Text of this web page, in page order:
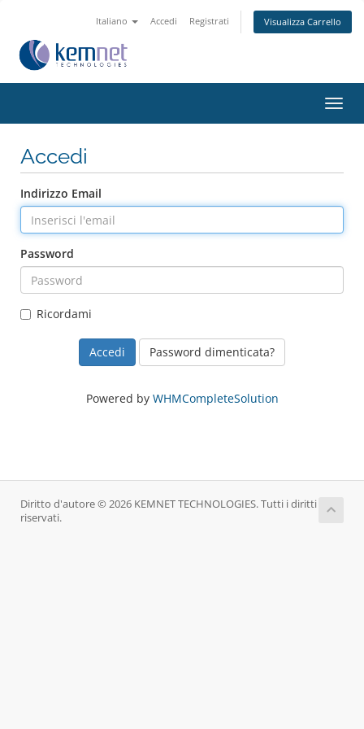
Italiano Accedi Registrati Visualizza Carrello
Attiva
Accedi
Indirizzo Email
Password
Ricordami
Password dimenticata?
Powered by WHMCompleteSolution
Diritto d'autore © 2026 KEMNET TECHNOLOGIES. Tutti i diritti
riservati.